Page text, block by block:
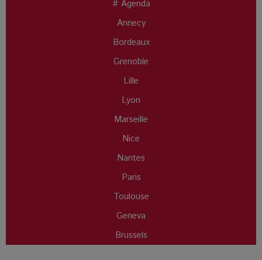
# Agenda
Annecy
Bordeaux
Grenoble
Lille
Lyon
Marseille
Nice
Nantes
Paris
Toulouse
Geneva
Brussels